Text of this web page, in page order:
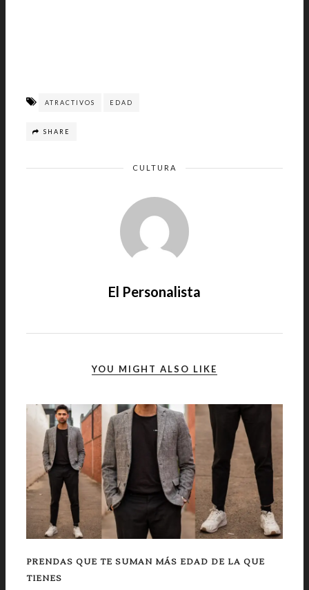
ATRACTIVOS EDAD
SHARE
CULTURA
El Personalista
YOU MIGHT ALSO LIKE
PRENDAS QUE TE SUMAN MÁS EDAD DE LA QUE
TIENES